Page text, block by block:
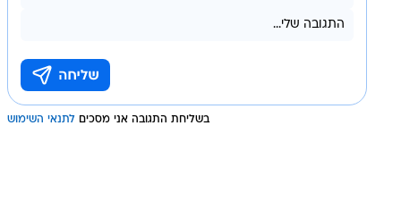
בשליחת התגובה אני מסכים לתנאי השימוש